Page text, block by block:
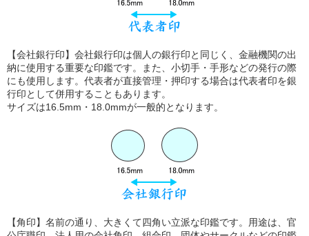
【会社銀行印】会社銀行印は個人の銀行印と同じく、金融機関の出
納に使用する重要な印鑑です。また、小切手・手形などの発行の際
にも使用します。代表者が直接管理・押印する場合は代表者印を銀
行印として併用することもあります。
サイズは16.5mm・18.0mmが一般的となります。
【角印】名前の通り、大きくて四角い立派な印鑑です。用途は、官